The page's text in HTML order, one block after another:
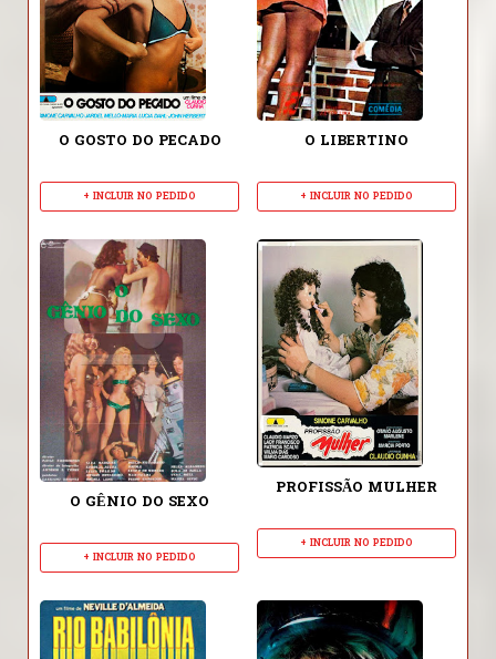
O GOSTO DO PECADO
+ INCLUIR NO PEDIDO
O LIBERTINO
+ INCLUIR NO PEDIDO
O GÊNIO DO SEXO
+ INCLUIR NO PEDIDO
PROFISSÃO MULHER
+ INCLUIR NO PEDIDO